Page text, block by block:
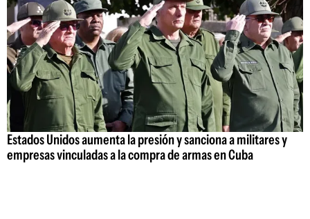
Estados Unidos aumenta la presión y sanciona a militares y
empresas vinculadas a la compra de armas en Cuba